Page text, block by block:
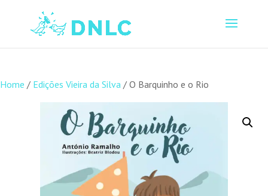
Home / Edições Vieira da Silva / O Barquinho e o Rio